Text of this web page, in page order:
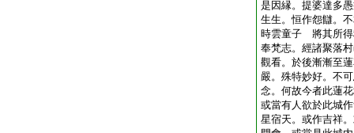
是因縁。提婆達多
生生。恒作怨讎。
時雲童子 將其所得
奉梵志。經諸聚落
觀看。於後漸漸至
嚴。殊特妙好。不
念。何故今者此蓮
或當有人欲於此城
星宿天。或作吉祥